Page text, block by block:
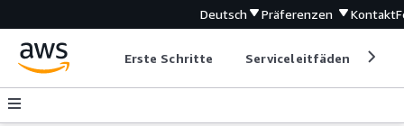
Deutsch Präferenzen Kontakt
Erste Schritte Serviceleitfäden